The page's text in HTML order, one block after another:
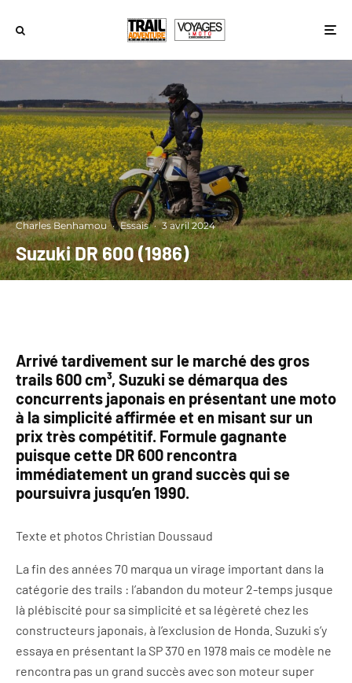
Charles Benhamou · Essais · 3 avril 2024
Suzuki DR 600 (1986)
Arrivé tardivement sur le marché des gros
trails 600 cm³, Suzuki se démarqua des
concurrents japonais en présentant une moto
à la simplicité affirmée et en misant sur un
prix très compétitif. Formule gagnante
puisque cette DR 600 rencontra
immédiatement un grand succès qui se
poursuivra jusqu’en 1990.
Texte et photos Christian Doussaud
La fin des années 70 marqua un virage important dans la
catégorie des trails : l’abandon du moteur 2-temps jusque
là plébiscité pour sa simplicité et sa légèreté chez les
constructeurs japonais, à l’exclusion de Honda. Suzuki s’y
essaya en présentant la SP 370 en 1978 mais ce modèle ne
rencontra pas un grand succès avec son moteur super